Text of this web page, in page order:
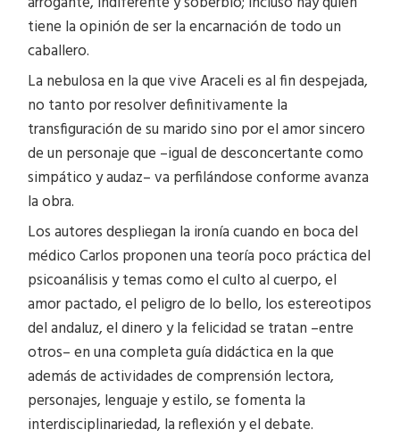
tiene la opinión de ser la encarnación de todo un
caballero.
La nebulosa en la que vive Araceli es al fin despejada,
no tanto por resolver definitivamente la
transfiguración de su marido sino por el amor sincero
de un personaje que –igual de desconcertante como
simpático y audaz– va perfilándose conforme avanza
la obra.
Los autores despliegan la ironía cuando en boca del
médico Carlos proponen una teoría poco práctica del
psicoanálisis y temas como el culto al cuerpo, el
amor pactado, el peligro de lo bello, los estereotipos
del andaluz, el dinero y la felicidad se tratan –entre
otros– en una completa guía didáctica en la que
además de actividades de comprensión lectora,
personajes, lenguaje y estilo, se fomenta la
interdisciplinariedad, la reflexión y el debate.